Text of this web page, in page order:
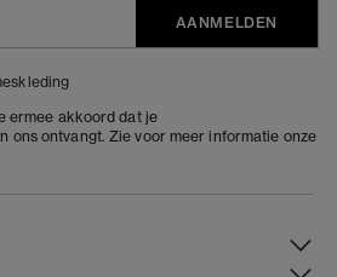
AANMELDEN
ermee akkoord dat je
ons ontvangt. Zie voor meer informatie onze